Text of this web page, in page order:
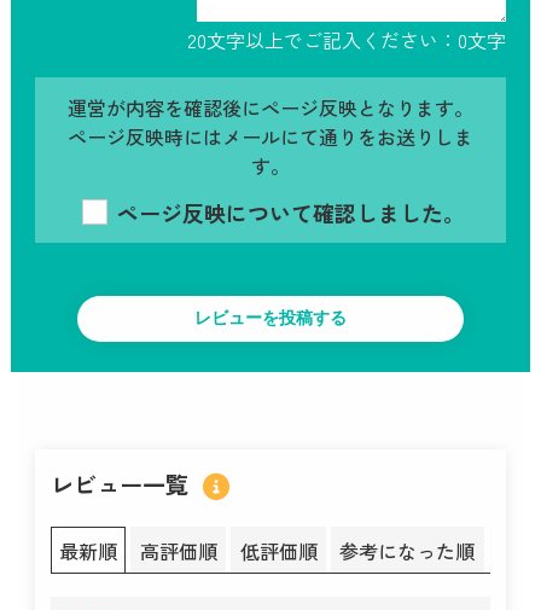
20文字以上でご記入ください： 0文字
運営が内容を確認後にページ反映となります。
ページ反映時にはメールにて通りをお送りしま
す。
ページ反映について確認しました。
レビュー一覧
最新順 高評価順 低評価順 参考になった順